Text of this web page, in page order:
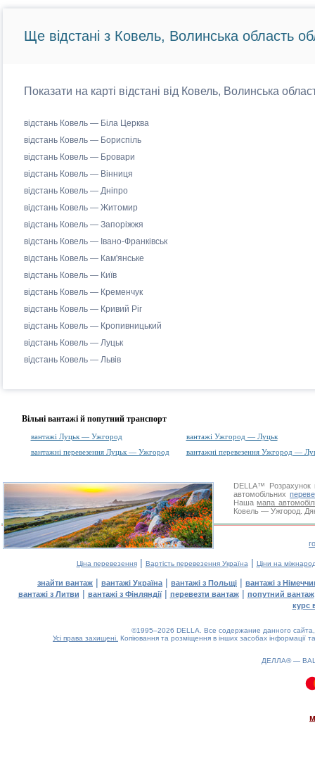
Ще відстані з Ковель, Волинська область
Показати на карті відстані від Ковель, Волинська
відстань Ковель — Біла Церква
відстань Ковель — Бориспіль
відстань Ковель — Бровари
відстань Ковель — Вінниця
відстань Ковель — Дніпро
відстань Ковель — Житомир
відстань Ковель — Запоріжжя
відстань Ковель — Івано-Франківськ
відстань Ковель — Кам'янське
відстань Ковель — Київ
відстань Ковель — Кременчук
відстань Ковель — Кривий Ріг
відстань Ковель — Кропивницький
відстань Ковель — Луцьк
відстань Ковель — Львів
Вільні вантажі й попутний транспорт
вантажі Луцьк — Ужгород
вантажі Ужгород — Луцьк
вантажні перевезення Луцьк — Ужгород
вантажні перевезення Ужгород —
DELLA™
Розрахунок
автомобільних
Нашамапа
Ковель — Ужгород.
Ціна перевезення| Вартість перевезення Україна | Ціни на
знайти вантаж | вантажі Україна | вантажі з Польщі | вантажі з
вантажі з Литви | вантажі з Фінляндії| перевезти вантаж| попутний вантаж
курс
©1995–2026 DELLA. Все содержание данного
Усі права захищені. Копіювання та розміщення в інших засобах інформації
ДЕЛЛА® —